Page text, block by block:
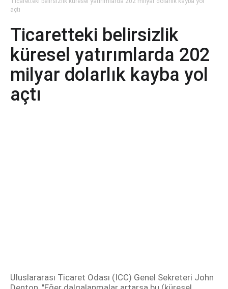
açtı
Ticaretteki belirsizlik
küresel yatırımlarda 202
milyar dolarlık kayba yol
açtı
Uluslararası Ticaret Odası (ICC) Genel Sekreteri John